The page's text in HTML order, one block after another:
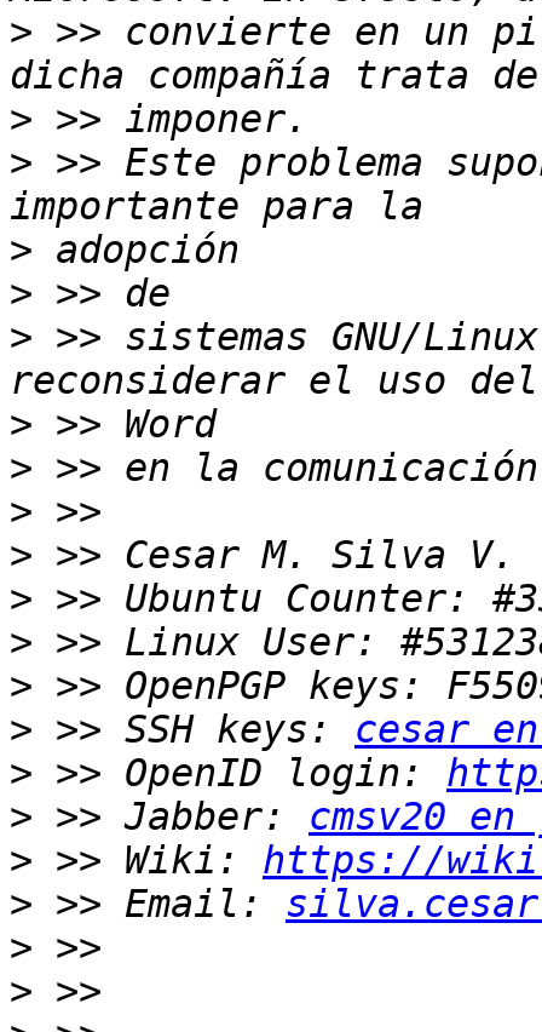
> >> convierte en un
>
> >> Este problema
>
>
> >> sistemas GNU/
>
>
>
>
>
>
>
> >> SSH keys: cesar
> >> OpenID login:
> >> Jabber: cmsv20
> >> Wiki: https://
> >> Email: silva.cesar
>
>